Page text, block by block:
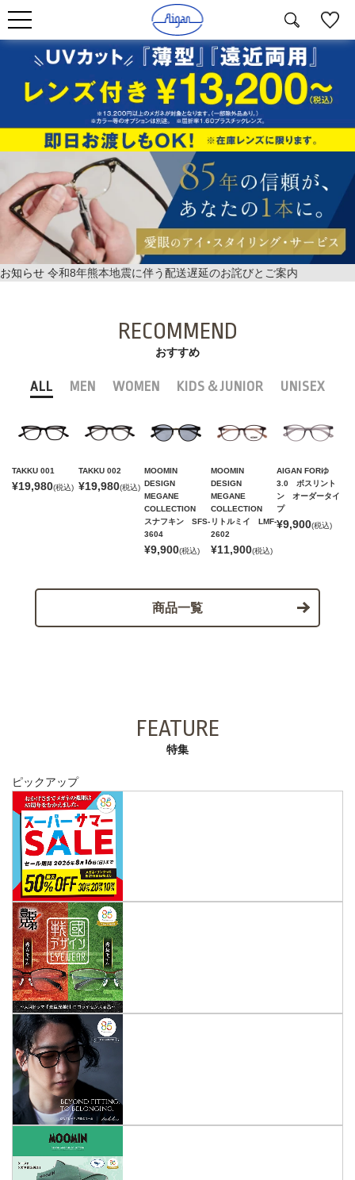
お知らせ 令和8年熊本地震に伴う配送遅延のお詫びとご案内
RECOMMEND
おすすめ
ALL MEN WOMEN KIDS＆JUNIOR UNISEX
TAKKU 001
¥19,980(税込)
TAKKU 002
¥19,980(税込)
MOOMIN
DESIGN
MEGANE
COLLECTION
スナフキン SFS-
3604
¥9,900(税込)
MOOMIN
DESIGN
MEGANE
COLLECTION
リトルミイ LMF-
2602
¥11,900(税込)
AIGAN FORゆ
3.0 ボスリント
ン オーダータイ
プ
¥9,900(税込)
商品一覧
FEATURE
特集
ピックアップ